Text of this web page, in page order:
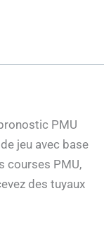
PMU
jeu avec base
courses PMU,
des tuyaux